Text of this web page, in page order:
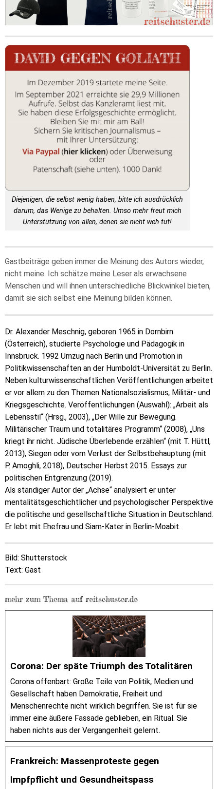
Diejenigen, die selbst wenig haben, bitte ich ausdrücklich
darum, das Wenige zu behalten. Umso mehr freut mich
Unterstützung von allen, denen sie nicht weh tut!
Gastbeiträge geben immer die Meinung des Autors wieder,
nicht meine. Ich schätze meine Leser als erwachsene
Menschen und will ihnen unterschiedliche Blickwinkel bieten,
damit sie sich selbst eine Meinung bilden können.
Dr. Alexander Meschnig, geboren 1965 in Dornbirn
(Österreich), studierte Psychologie und Pädagogik in
Innsbruck. 1992 Umzug nach Berlin und Promotion in
Politikwissenschaften an der Humboldt-Universität zu Berlin.
Neben kulturwissenschaftlichen Veröffentlichungen arbeitet
er vor allem zu den Themen Nationalsozialismus, Militär- und
Kriegsgeschichte. Veröffentlichungen (Auswahl): „Arbeit als
Lebensstil“ (Hrsg., 2003), „Der Wille zur Bewegung.
Militärischer Traum und totalitäres Programm“ (2008), „Uns
kriegt ihr nicht. Jüdische Überlebende erzählen“ (mit T. Hüttl,
2013), Siegen oder vom Verlust der Selbstbehauptung (mit
P. Amoghli, 2018), Deutscher Herbst 2015. Essays zur
politischen Entgrenzung (2019).
Als ständiger Autor der „Achse“ analysiert er unter
mentalitätsgeschichtlicher und psychologischer Perspektive
die politische und gesellschaftliche Situation in Deutschland.
Er lebt mit Ehefrau und Siam-Kater in Berlin-Moabit.
Bild: Shutterstock
Text: Gast
mehr zum Thema auf reitschuster.de
Corona: Der späte Triumph des Totalitären
Corona offenbart: Große Teile von Politik, Medien und
Gesellschaft haben Demokratie, Freiheit und
Menschenrechte nicht wirklich begriffen. Sie ist für sie
immer eine äußere Fassade geblieben, ein Ritual. Sie
haben nichts aus der Vergangenheit gelernt.
Frankreich: Massenproteste gegen
Impfpflicht und Gesundheitspass